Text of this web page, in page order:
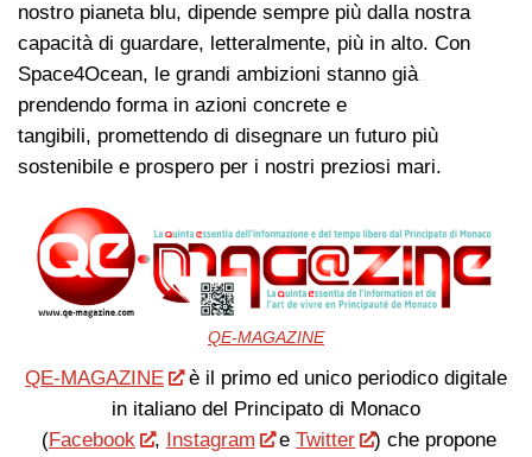
nostro pianeta blu, dipende sempre più dalla nostra
capacità di guardare, letteralmente, più in alto. Con
Space4Ocean, le grandi ambizioni stanno già
prendendo forma in azioni concrete e
tangibili, promettendo di disegnare un futuro più
sostenibile e prospero per i nostri preziosi mari.
QE-MAGAZINE
QE-MAGAZINE
è il primo ed unico periodico digitale
in italiano del Principato di Monaco
(Facebook , Instagram eTwitter
) che propone